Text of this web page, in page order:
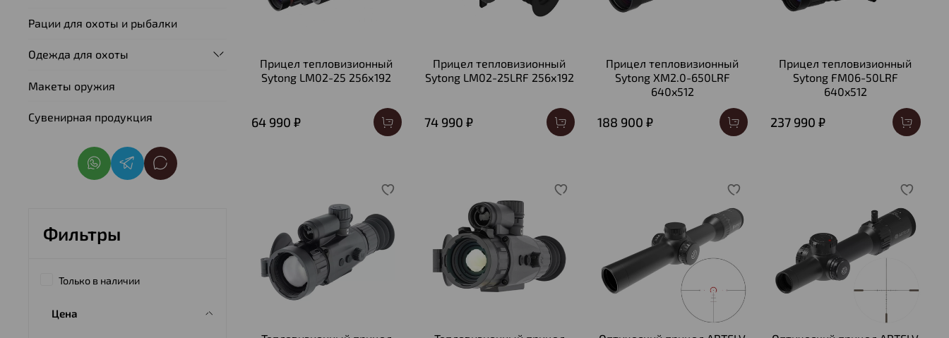
Прицел тепловизионный
Sytong LM02-25 256х192
64 990 ₽
Прицел тепловизионный
Sytong LM02-25LRF 256х192
74 990 ₽
Прицел тепловизионный
Sytong XM2.0-650LRF
640x512
188 900 ₽
Прицел тепловизионный
Sytong FM06-50LRF
640x512
237 990 ₽
Рации для охоты и рыбалки
Одежда для охоты
Макеты оружия
Сувенирная продукция
Фильтры
Только в наличии
Цена